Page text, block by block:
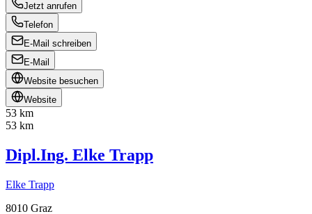
Jetzt anrufen
Telefon
E-Mail schreiben
E-Mail
Website besuchen
Website
53 km
53 km
Dipl.Ing. Elke Trapp
Elke Trapp
8010 Graz